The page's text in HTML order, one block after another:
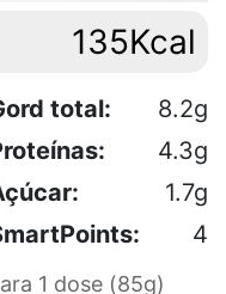
135Kcal
total:
8.2g
4.3g
1.7g
4
1 dose (85g)